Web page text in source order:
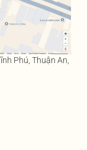
Phú, Thuận An,